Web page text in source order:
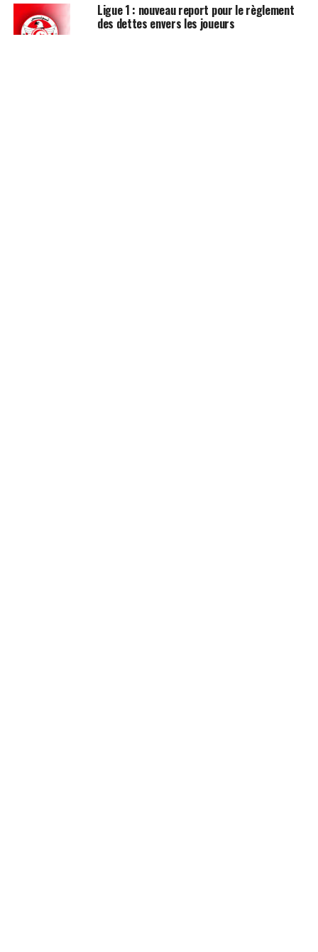
Ligue 1 : nouveau report pour le règlement
des dettes envers les joueurs